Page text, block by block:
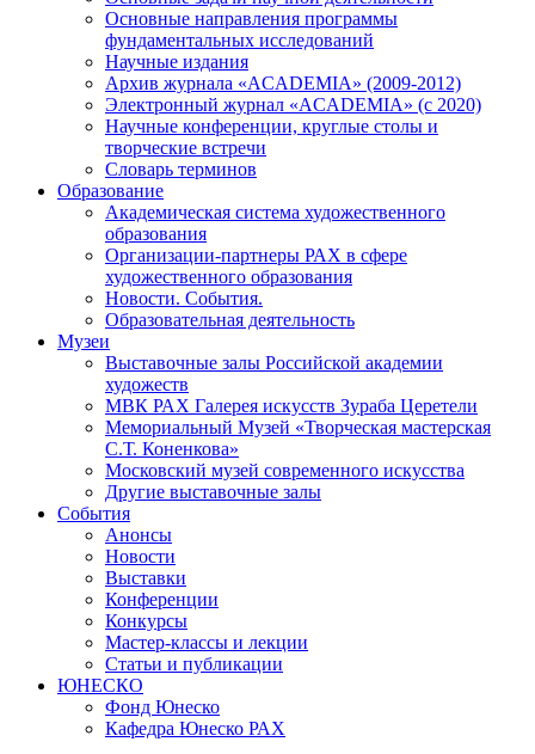
Основные направления программы
фундаментальных исследований
Научные издания
Архив журнала «ACADEMIA» (2009-2012)
Электронный журнал «ACADEMIA» (с 2020)
Научные конференции, круглые столы и
творческие встречи
Словарь терминов
Образование
Академическая система художественного
образования
Организации-партнеры РАХ в сфере
художественного образования
Новости. События.
Образовательная деятельность
Музеи
Выставочные залы Российской академии
художеств
МВК РАХ Галерея искусств Зураба Церетели
Мемориальный Музей «Творческая мастерская
С.Т. Коненкова»
Московский музей современного искусства
Другие выставочные залы
События
Анонсы
Новости
Выставки
Конференции
Конкурсы
Мастер-классы и лекции
Статьи и публикации
ЮНЕСКО
Фонд Юнеско
Кафедра Юнеско РАХ